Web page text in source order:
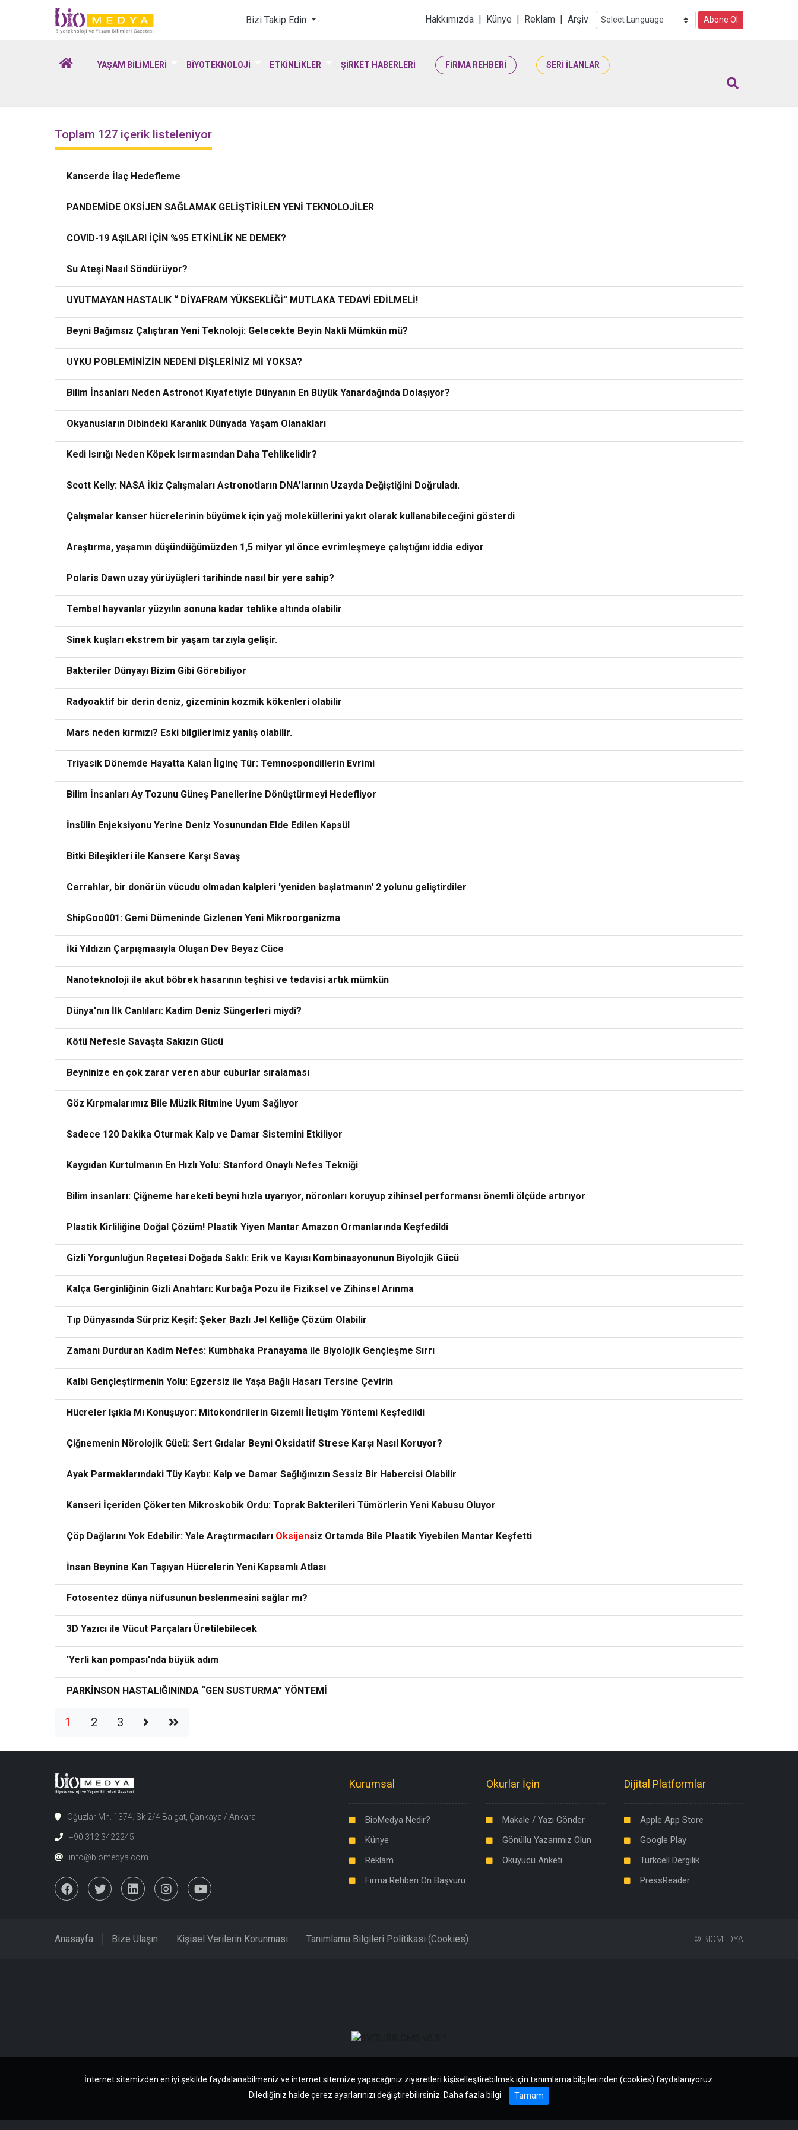
Biomedya - Biyoteknoloji & Yaşam Bilimleri
Bizi Takip Edin Hakkımızda | Künye | Reklam | Arşiv Abone Ol
YAŞAM BİLİMLERİ BİYOTEKNOLOJİ ETKİNLİKLER ŞİRKET HABERLERİ FİRMA REHBERİ SERİ İLANLAR
Toplam 127 içerik listeleniyor
Kanserde İlaç Hedefleme
PANDEMİDE OKSİJEN SAĞLAMAK GELİŞTİRİLEN YENİ TEKNOLOJİLER
COVID-19 AŞILARI İÇİN %95 ETKİNLİK NE DEMEK?
Su Ateşi Nasıl Söndürüyor?
UYUTMAYAN HASTALIK “ DİYAFRAM YÜKSEKLİĞİ” MUTLAKA TEDAVİ EDİLMELİ!
Beyni Bağımsız Çalıştıran Yeni Teknoloji: Gelecekte Beyin Nakli Mümkün mü?
UYKU POBLEMİNİZİN NEDENİ DİŞLERİNİZ Mİ YOKSA?
Bilim İnsanları Neden Astronot Kıyafetiyle Dünyanın En Büyük Yanardağında Dolaşıyor?
Okyanusların Dibindeki Karanlık Dünyada Yaşam Olanakları
Kedi Isırığı Neden Köpek Isırmasından Daha Tehlikelidir?
Scott Kelly: NASA İkiz Çalışmaları Astronotların DNA’larının Uzayda Değiştiğini Doğruladı.
Çalışmalar kanser hücrelerinin büyümek için yağ moleküllerini yakıt olarak kullanabileceğini gösterdi
Araştırma, yaşamın düşündüğümüzden 1,5 milyar yıl önce evrimleşmeye çalıştığını iddia ediyor
Polaris Dawn uzay yürüyüşleri tarihinde nasıl bir yere sahip?
Tembel hayvanlar yüzyılın sonuna kadar tehlike altında olabilir
Sinek kuşları ekstrem bir yaşam tarzıyla gelişir.
Bakteriler Dünyayı Bizim Gibi Görebiliyor
Radyoaktif bir derin deniz, gizeminin kozmik kökenleri olabilir
Mars neden kırmızı? Eski bilgilerimiz yanlış olabilir.
Triyasik Dönemde Hayatta Kalan İlginç Tür: Temnospondillerin Evrimi
Bilim İnsanları Ay Tozunu Güneş Panellerine Dönüştürmeyi Hedefliyor
İnsülin Enjeksiyonu Yerine Deniz Yosunundan Elde Edilen Kapsül
Bitki Bileşikleri ile Kansere Karşı Savaş
Cerrahlar, bir donörün vücudu olmadan kalpleri 'yeniden başlatmanın' 2 yolunu geliştirdiler
ShipGoo001: Gemi Dümeninde Gizlenen Yeni Mikroorganizma
İki Yıldızın Çarpışmasıyla Oluşan Dev Beyaz Cüce
Nanoteknoloji ile akut böbrek hasarının teşhisi ve tedavisi artık mümkün
Dünya'nın İlk Canlıları: Kadim Deniz Süngerleri miydi?
Kötü Nefesle Savaşta Sakızın Gücü
Beyninize en çok zarar veren abur cuburlar sıralaması
Göz Kırpmalarımız Bile Müzik Ritmine Uyum Sağlıyor
Sadece 120 Dakika Oturmak Kalp ve Damar Sistemini Etkiliyor
Kaygıdan Kurtulmanın En Hızlı Yolu: Stanford Onaylı Nefes Tekniği
Bilim insanları: Çiğneme hareketi beyni hızla uyarıyor, nöronları koruyup zihinsel performansı önemli ölçüde artırıyor
Plastik Kirliliğine Doğal Çözüm! Plastik Yiyen Mantar Amazon Ormanlarında Keşfedildi
Gizli Yorgunluğun Reçetesi Doğada Saklı: Erik ve Kayısı Kombinasyonunun Biyolojik Gücü
Kalça Gerginliğinin Gizli Anahtarı: Kurbağa Pozu ile Fiziksel ve Zihinsel Arınma
Tıp Dünyasında Sürpriz Keşif: Şeker Bazlı Jel Kelliğe Çözüm Olabilir
Zamanı Durduran Kadim Nefes: Kumbhaka Pranayama ile Biyolojik Gençleşme Sırrı
Kalbi Gençleştirmenin Yolu: Egzersiz ile Yaşa Bağlı Hasarı Tersine Çevirin
Hücreler Işıkla Mı Konuşuyor: Mitokondrilerin Gizemli İletişim Yöntemi Keşfedildi
Çiğnemenin Nörolojik Gücü: Sert Gıdalar Beyni Oksidatif Strese Karşı Nasıl Koruyor?
Ayak Parmaklarındaki Tüy Kaybı: Kalp ve Damar Sağlığınızın Sessiz Bir Habercisi Olabilir
Kanseri İçeriden Çökerten Mikroskobik Ordu: Toprak Bakterileri Tümörlerin Yeni Kabusu Oluyor
Çöp Dağlarını Yok Edebilir: Yale Araştırmacıları Oksijensiz Ortamda Bile Plastik Yiyebilen Mantar Keşfetti
İnsan Beynine Kan Taşıyan Hücrelerin Yeni Kapsamlı Atlası
Fotosentez dünya nüfusunun beslenmesini sağlar mı?
3D Yazıcı ile Vücut Parçaları Üretilebilecek
'Yerli kan pompası'nda büyük adım
PARKİNSON HASTALIĞININDA “GEN SUSTURMA” YÖNTEMİ
1 2 3
İnternet sitemizden en iyi şekilde faydalanabilmeniz ve internet sitemize yapacağınız ziyaretleri kişiselleştirebilmek için tanımlama bilgilerinden (cookies) faydalanıyoruz.
Dilediğiniz halde çerez ayarlarınızı değiştirebilirsiniz. Daha fazla bilgi Tamam
Oğuzlar Mh. 1374. Sk 2/4 Balgat, Çankaya / Ankara
+90 312 3422245
info@biomedya.com
Kurumsal
BioMedya Nedir?
Künye
Reklam
Firma Rehberi Ön Başvuru
Okurlar İçin
Makale / Yazı Gönder
Gönüllü Yazarımız Olun
Okuyucu Anketi
Dijital Platformlar
Apple App Store
Google Play
Turkcell Dergilik
PressReader
Anasayfa Bize Ulaşın Kişisel Verilerin Korunması Tanımlama Bilgileri Politikası (Cookies) © BIOMEDYA